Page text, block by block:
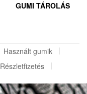
GUMI TÁROLÁS
Használt gumik
Részletfizetés